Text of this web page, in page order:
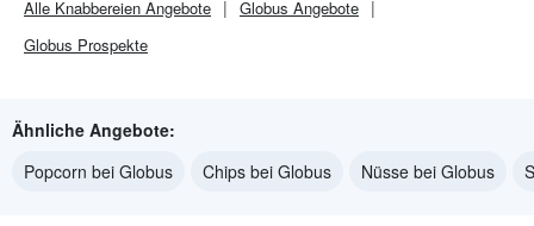
Alle Knabbereien Angebote Globus Angebote
Globus Prospekte
Ähnliche Angebote:
Popcorn bei Globus
Chips bei Globus Nüsse bei Globus